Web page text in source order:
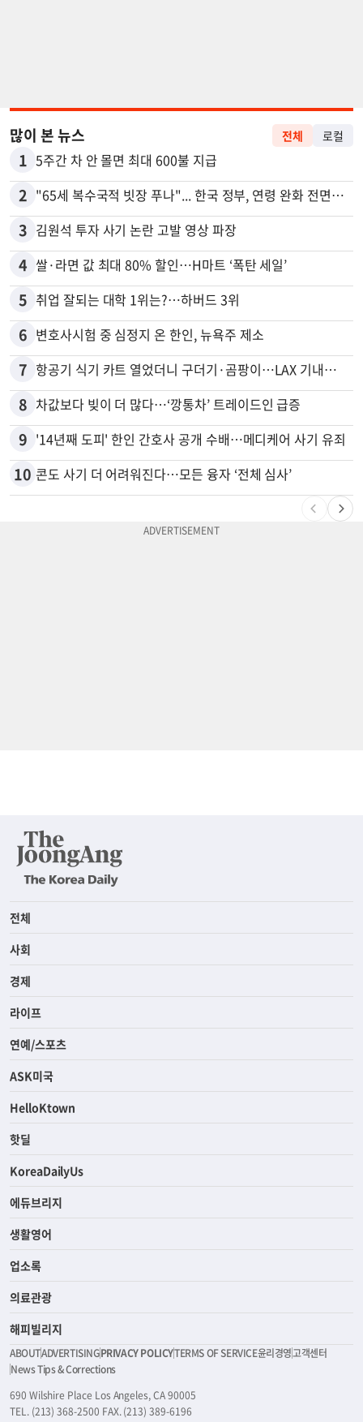
많이 본 뉴스 전체 로컬
1 5주간 차 안 몰면 최대 600불 지급
2 "65세 복수국적 빗장 푸나"... 한국 정부, 연령 완화 전면 추진
3 김원석 투자 사기 논란 고발 영상 파장
4 쌀·라면 값 최대 80% 할인…H마트 ‘폭탄 세일’
5 취업 잘되는 대학 1위는?…하버드 3위
6 변호사시험 중 심정지 온 한인, 뉴욕주 제소
7 항공기 식기 카트 열었더니 구더기·곰팡이…LAX 기내식 업체 논란
8 차값보다 빚이 더 많다…‘깡통차’ 트레이드인 급증
9 '14년째 도피' 한인 간호사 공개 수배…메디케어 사기 유죄
10 콘도 사기 더 어려워진다…모든 융자 ‘전체 심사’
전체
사회
경제
라이프
연예/스포츠
ASK미국
HelloKtown
핫딜
KoreaDailyUs
에듀브리지
생활영어
업소록
의료관광
해피빌리지
ABOUTADVERTISINGPRIVACY POLICYTERMS OF SERVICE윤리경영고객센터
News Tips & Corrections
690 Wilshire Place Los Angeles, CA 90005
TEL. (213) 368-2500 FAX. (213) 389-6196